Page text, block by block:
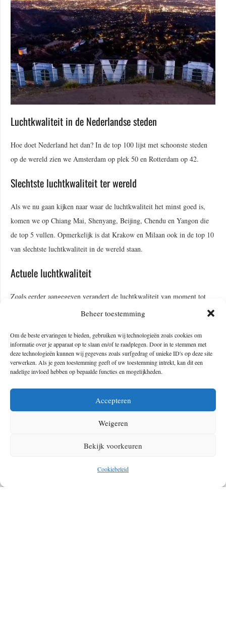
Beheer toestemming
Om de beste ervaringen te bieden, gebruiken wij technologieën zoals cookies om
informatie over je apparaat op te slaan en/of te raadplegen. Door in te stemmen met
deze technologieën kunnen wij gegevens zoals surfgedrag of unieke ID's op deze site
verwerken. Als je geen toestemming geeft of uw toestemming intrekt, kan dit een
nadelige invloed hebben op bepaalde functies en mogelijkheden.
Accepteren
Weigeren
Bekijk voorkeuren
Cookiebeleid
Luchtkwaliteit in de Nederlandse steden
Hoe doet Nederland het dan? In de top 100 lijst met schoonste steden
op de wereld zien we Amsterdam op plek 50 en Rotterdam op 42.
Slechtste luchtkwaliteit ter wereld
Als we nu gaan kijken naar waar de luchtkwaliteit het minst goed is,
komen we op Chiang Mai, Shenyang, Beijing, Chendu en Yangon die
de top 5 vullen. Opmerkelijk is dat Krakow en Milaan ook in de top 10
van slechtste luchtkwaliteit in de wereld staan.
Actuele luchtkwaliteit
Zoals eerder aangegeven verandert de luchtkwaliteit van moment tot
moment. Het ligt uiteraard aan dag en nacht en nu ook aan de corona
zekerIQairenWaqi.info. Liever iets dichterbij huis? Dan hebben we de
website van hetRIVMen Atlas Leefomgeving.